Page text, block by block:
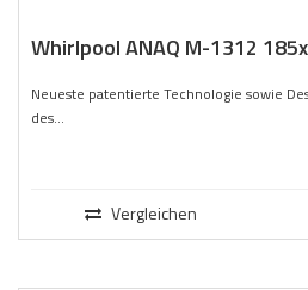
Whirlpool ANAQ M-1312
Neueste patentierte Technologie sowie
des...
Vergleichen